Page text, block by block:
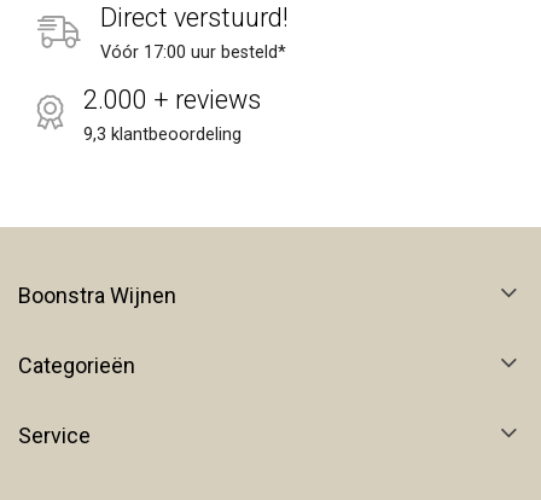
Direct verstuurd!
Vóór 17:00 uur besteld*
2.000 + reviews
9,3 klantbeoordeling
Boonstra Wijnen
Categorieën
Service